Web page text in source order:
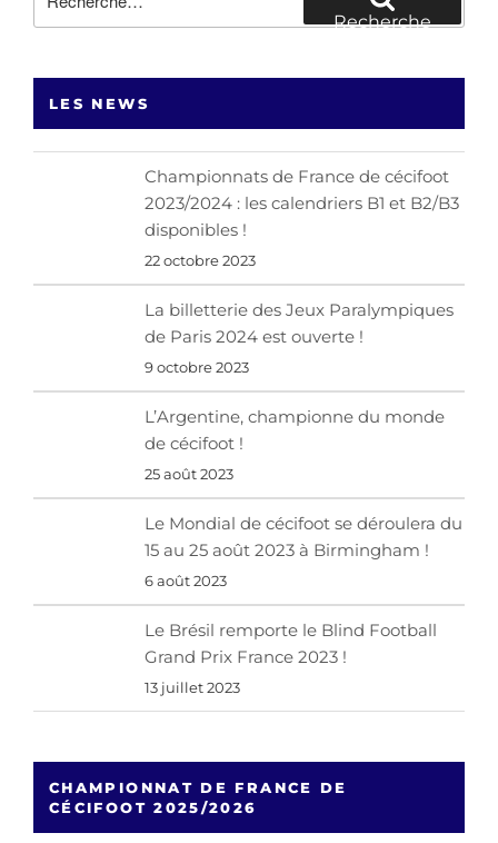
pour
Recherche
LES NEWS
Championnats de France de cécifoot
2023/2024 : les calendriers B1 et B2/B3
disponibles !
22 octobre 2023
La billetterie des Jeux Paralympiques
de Paris 2024 est ouverte !
9 octobre 2023
L’Argentine, championne du monde
de cécifoot !
25 août 2023
Le Mondial de cécifoot se déroulera du
15 au 25 août 2023 à Birmingham !
6 août 2023
Le Brésil remporte le Blind Football
Grand Prix France 2023 !
13 juillet 2023
CHAMPIONNAT DE FRANCE DE
CÉCIFOOT 2025/2026